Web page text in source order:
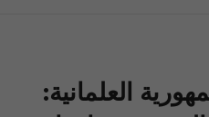
العلمانية: